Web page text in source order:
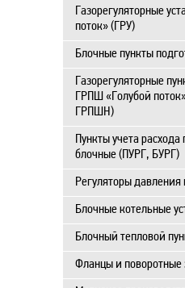
Газорегуляторные
поток» (ГРУ)
Блочные пункты
Газорегуляторные
ГРПШ «Голубой
ГРПШН)
Пункты учета
блочные (ПУРГ, БУРГ)
Регуляторы давления
Блочные котельные
Блочный тепловой
Фланцы и поворотные